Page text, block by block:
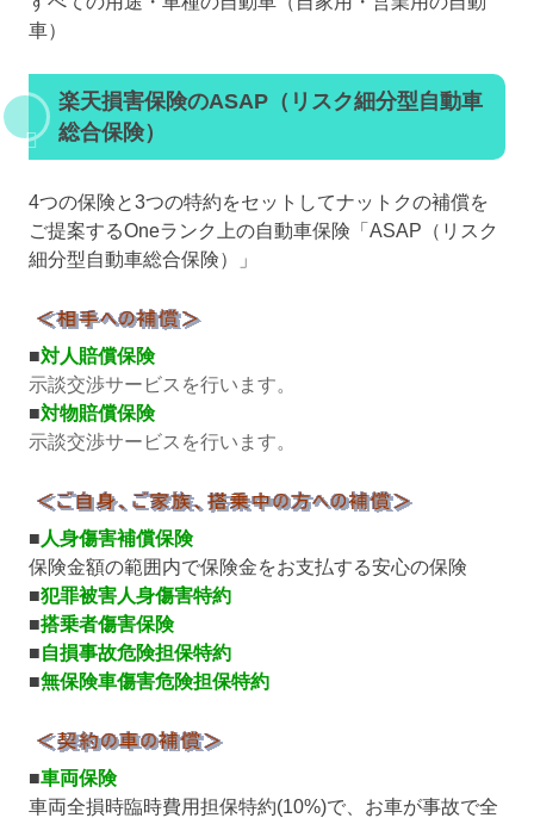
車）
楽天損害保険のASAP（リスク細分型自動車
総合保険）
4つの保険と3つの特約をセットしてナットクの補償を
ご提案するOneランク上の自動車保険「ASAP（リスク
細分型自動車総合保険）」
■対人賠償保険
示談交渉サービスを行います。
■対物賠償保険
示談交渉サービスを行います。
■人身傷害補償保険
保険金額の範囲内で保険金をお支払する安心の保険
■犯罪被害人身傷害特約
■搭乗者傷害保険
■自損事故危険担保特約
■無保険車傷害危険担保特約
■車両保険
車両全損時臨時費用担保特約(10%)で、お車が事故で全